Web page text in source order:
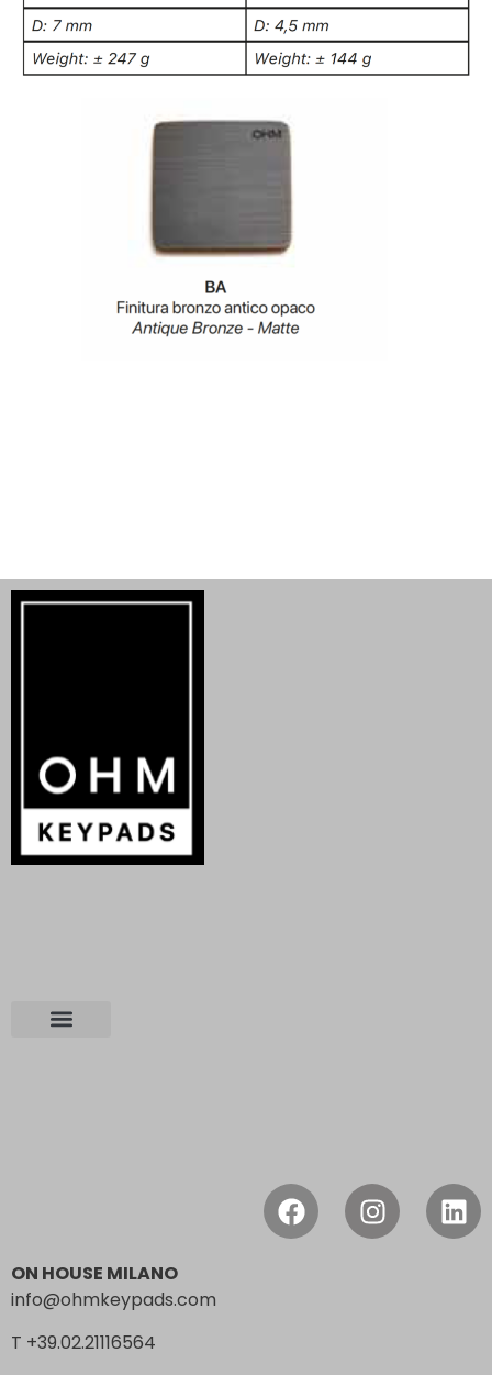
ON HOUSE MILANO
info@ohmkeypads.com
T +39.02.21116564